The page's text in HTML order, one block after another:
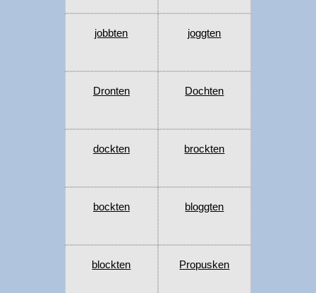
jobbten joggten
Dronten Dochten
dockten brockten
bockten bloggten
blockten Propusken